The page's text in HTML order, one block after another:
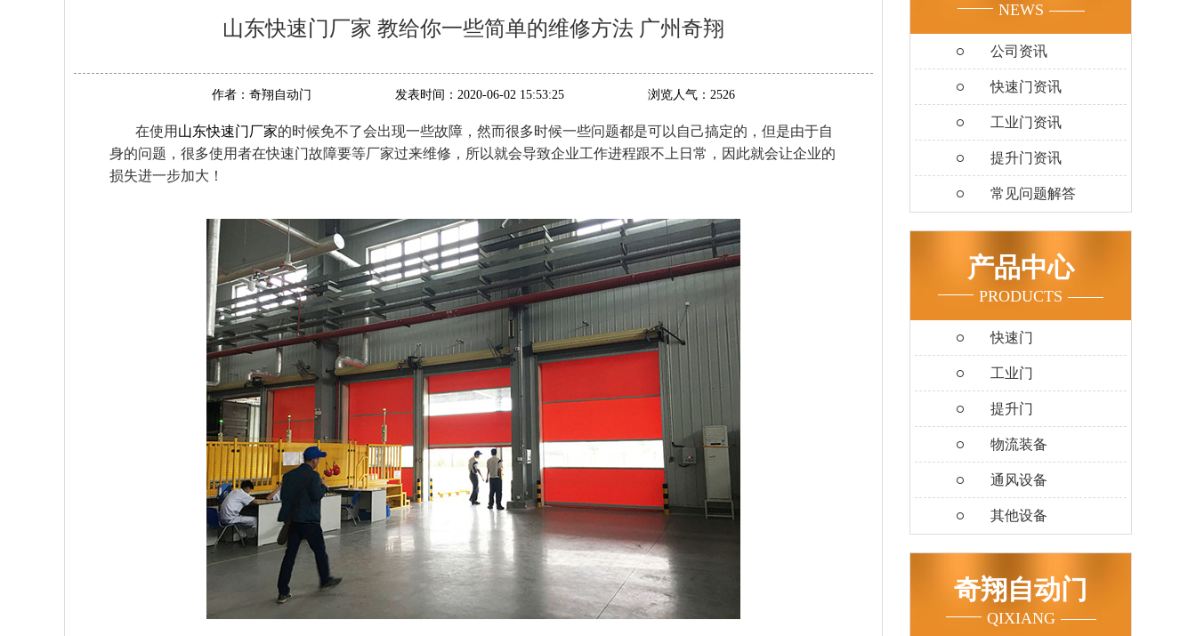
山东快速门厂家 教给你一些简单的维修方法 广州奇翔
作者： 奇翔自动门 发表时间： 2020-06-02 15:53:25 浏览人气： 2526
在使用 山东快速门厂家的时候免不了会出现一些故障，然而很多时候一些问题都是可以自己搞定的，但是由于自
身的问题，很多使用者在快速门故障要等厂家过来维修，所以就会导致企业工作进程跟不上日常，因此就会让企业的
损失进一步加大！
NEWS
公司资讯
快速门资讯
工业门资讯
提升门资讯
常见问题解答
产品中心
PRODUCTS
快速门
工业门
提升门
物流装备
通风设备
其他设备
奇翔自动门
QIXIANG